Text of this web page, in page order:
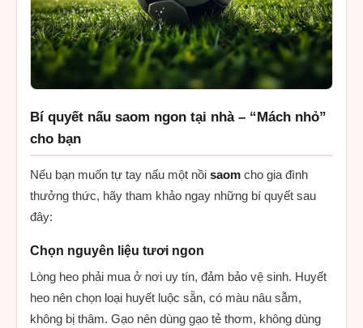
Bí quyết nấu saom ngon tại nhà – “Mách nhỏ”
cho bạn
Nếu bạn muốn tự tay nấu một nồi saom cho gia đình
thưởng thức, hãy tham khảo ngay những bí quyết sau
đây:
Chọn nguyên liệu tươi ngon
Lòng heo phải mua ở nơi uy tín, đảm bảo vệ sinh. Huyết
heo nên chọn loại huyết luộc sẵn, có màu nâu sẫm,
không bị thâm. Gạo nên dùng gạo tẻ thơm, không dùng